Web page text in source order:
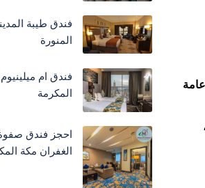
فندق طيبة
المنورة
فندق ام
المكرمة
احجز فندق
الغفران مكة